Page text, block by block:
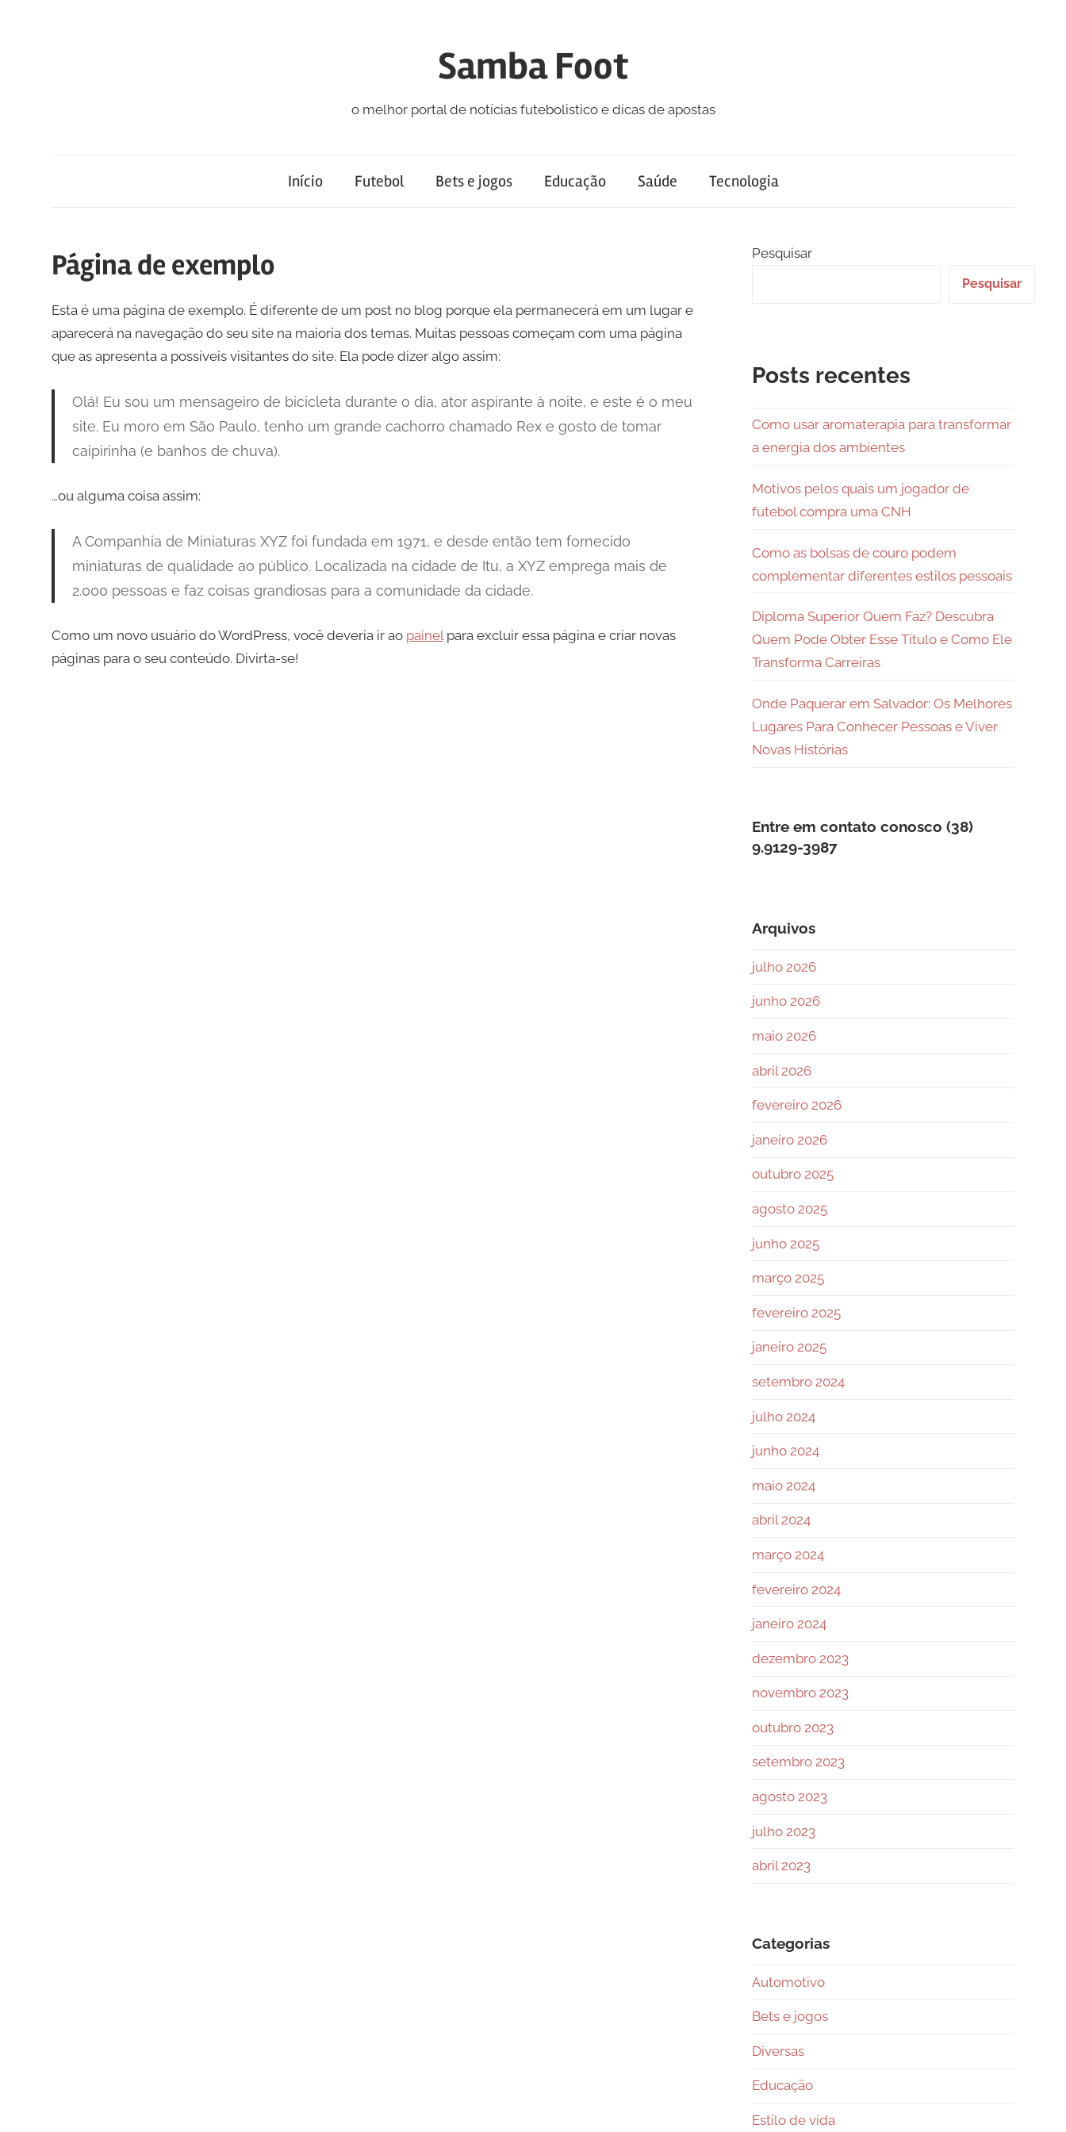
Samba Foot
o melhor portal de notícias futebolistico e dicas de apostas
Início Futebol Bets e jogos Educação Saúde Tecnologia
Página de exemplo
Esta é uma página de exemplo. É diferente de um post no blog porque ela permanecerá em um lugar e
aparecerá na navegação do seu site na maioria dos temas. Muitas pessoas começam com uma página
que as apresenta a possíveis visitantes do site. Ela pode dizer algo assim:
Olá! Eu sou um mensageiro de bicicleta durante o dia, ator aspirante à noite, e este é o meu
site. Eu moro em São Paulo, tenho um grande cachorro chamado Rex e gosto de tomar
caipirinha (e banhos de chuva).
…ou alguma coisa assim:
A Companhia de Miniaturas XYZ foi fundada em 1971, e desde então tem fornecido
miniaturas de qualidade ao público. Localizada na cidade de Itu, a XYZ emprega mais de
2.000 pessoas e faz coisas grandiosas para a comunidade da cidade.
Como um novo usuário do WordPress, você deveria ir ao painelpara excluir essa página e criar novas
páginas para o seu conteúdo. Divirta-se!
Pesquisar
Pesquisar
Posts recentes
Como usar aromaterapia para transformar
a energia dos ambientes
Motivos pelos quais um jogador de
futebol compra uma CNH
Como as bolsas de couro podem
complementar diferentes estilos pessoais
Diploma Superior Quem Faz? Descubra
Quem Pode Obter Esse Título e Como Ele
Transforma Carreiras
Onde Paquerar em Salvador: Os Melhores
Lugares Para Conhecer Pessoas e Viver
Novas Histórias
Entre em contato conosco (38)
9.9129-3987
Arquivos
julho 2026
junho 2026
maio 2026
abril 2026
fevereiro 2026
janeiro 2026
outubro 2025
agosto 2025
junho 2025
março 2025
fevereiro 2025
janeiro 2025
setembro 2024
julho 2024
junho 2024
maio 2024
abril 2024
março 2024
fevereiro 2024
janeiro 2024
dezembro 2023
novembro 2023
outubro 2023
setembro 2023
agosto 2023
julho 2023
abril 2023
Categorias
Automotivo
Bets e jogos
Diversas
Educação
Estilo de vida